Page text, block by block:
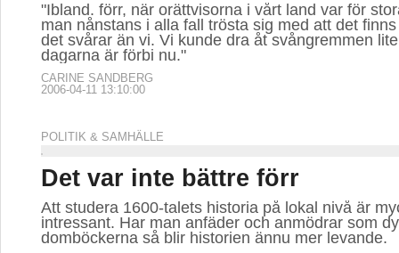
"Ibland. förr, när orättvisorna i vårt land var för
man nånstans i alla fall trösta sig med att det
det svårar än vi. Vi kunde dra åt svångremmen
dagarna är förbi nu."
CARINE SANDBERG
2006-04-11 13:10:00
POLITIK & SAMHÄLLE
Det var inte bättre förr
Att studera 1600-talets historia på lokal nivå är
intressant. Har man anfäder och anmödrar som
domböckerna så blir historien ännu mer levande.